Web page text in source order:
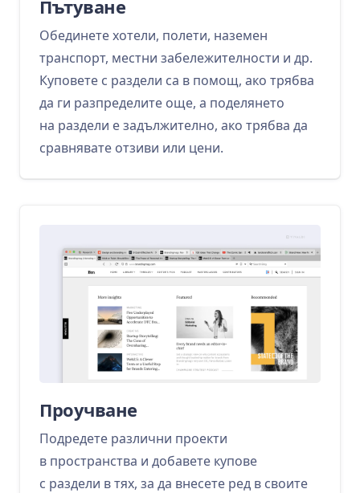
Пътуване
Обединете хотели, полети, наземен
транспорт, местни забележителности и др.
Куповете с раздели са в помощ, ако трябва
да ги разпределите още, а поделянето
на раздели е задължително, ако трябва да
сравнявате отзиви или цени.
Проучване
Подредете различни проекти
в пространства и добавете купове
с раздели в тях, за да внесете ред в своите